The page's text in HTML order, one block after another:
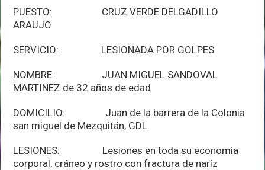
PUESTO: CRUZ VERDE DELGADILLO
ARAUJO
SERVICIO: LESIONADA POR GOLPES
NOMBRE: JUAN MIGUEL SANDOVAL
MARTINEZ de 32 años de edad
DOMICILIO: Juan de la barrera de la Colonia
san miguel de Mezquitán, GDL.
LESIONES: Lesiones en toda su economía
corporal, cráneo y rostro con fractura de naríz